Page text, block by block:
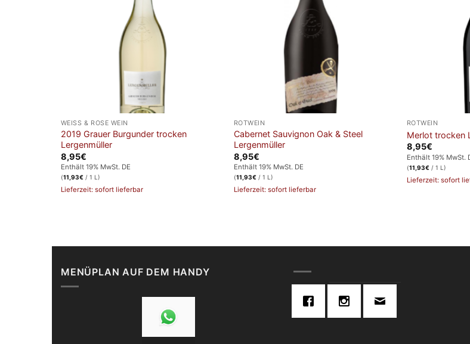
WEISS & ROSE WEIN
2019 Grauer Burgunder trocken
Lergenmüller
8,95€
Enthält 19% MwSt. DE
(11,93€/ 1 L)
Lieferzeit: sofort lieferbar
ROTWEIN
Cabernet Sauvignon Oak & Steel
Lergenmüller
8,95€
Enthält 19% MwSt. DE
(11,93€/ 1 L)
Lieferzeit: sofort lieferbar
ROTWEIN
Merlot trocken
8,95€
Enthält 19% MwSt.
(11,93€/ 1 L)
Lieferzeit: sofort
MENÜPLAN AUF DEM HANDY